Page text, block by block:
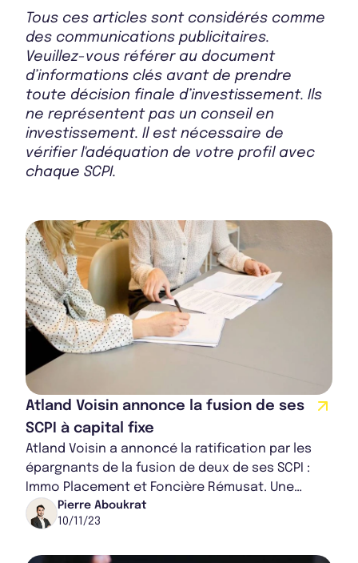
Tous ces articles sont considérés comme
des communications publicitaires.
Veuillez-vous référer au document
d’informations clés avant de prendre
toute décision finale d’investissement. Ils
ne représentent pas un conseil en
investissement. Il est nécessaire de
vérifier l'adéquation de votre profil avec
chaque SCPI.
Atland Voisin annonce la fusion de ses
SCPI à capital fixe
Atland Voisin a annoncé la ratification par les
épargnants de la fusion de deux de ses SCPI :
Immo Placement et Foncière Rémusat. Une
initiative qui reflète la volonté de la sociét...
Pierre Aboukrat
10/11/23